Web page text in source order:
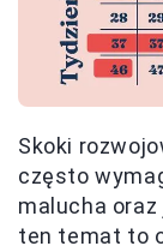
Skoki
często
malucha
ten temat to